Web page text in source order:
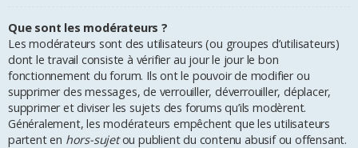
Que sont les modérateurs ?
Les modérateurs sont des utilisateurs (ou groupes d’utilisateurs)
dont le travail consiste à vérifier au jour le jour le bon
fonctionnement du forum. Ils ont le pouvoir de modifier ou
supprimer des messages, de verrouiller, déverrouiller, déplacer,
supprimer et diviser les sujets des forums qu’ils modèrent.
Généralement, les modérateurs empêchent que les utilisateurs
partent en hors-sujetou publient du contenu abusif ou offensant.